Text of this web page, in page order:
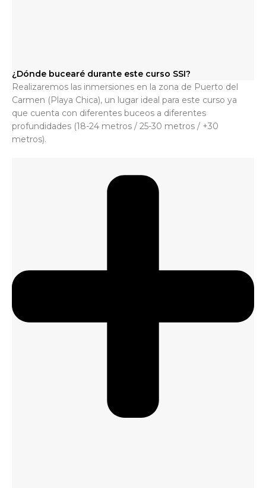
¿Dónde bucearé durante este curso SSI?
Realizaremos las inmersiones en la zona de Puerto del
Carmen (Playa Chica), un lugar ideal para este curso ya
que cuenta con diferentes buceos a diferentes
profundidades (18-24 metros / 25-30 metros / +30
metros).